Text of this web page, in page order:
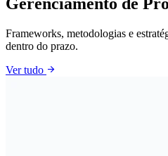
Frameworks, metodologias e
dentro do prazo.
Ver tudo arrow_forward